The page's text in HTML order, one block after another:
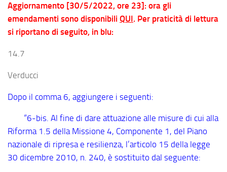
Aggiornamento [30/5/2022, ore 23]: ora gli
emendamenti sono disponibili QUI. Per praticità di lettura
si riportano di seguito, in blu:
14.7
Verducci
Dopo il comma 6, aggiungere i seguenti:
“6-bis. Al fine di dare attuazione alle misure di cui alla
Riforma 1.5 della Missione 4, Componente 1, del Piano
nazionale di ripresa e resilienza, l’articolo 15 della legge
30 dicembre 2010, n. 240, è sostituito dal seguente: